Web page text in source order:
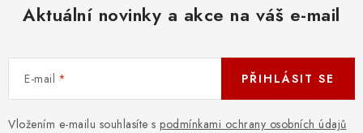
Aktuální novinky a akce na váš e-mail
E-mail
Vložením e-mailu souhlasíte s podmínkami ochrany osobních údajů
PŘIHLÁSIT SE